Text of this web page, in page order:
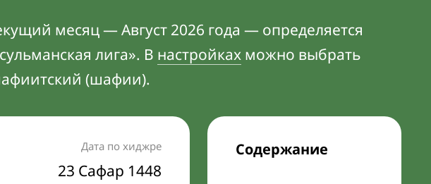
месяц — Август 2026 года — определяется
лига». В настройках можно выбрать
(шафии).
Содержание
Дата по хиджре
23 Сафар 1448